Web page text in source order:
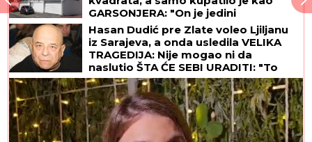
GARSONJERA: "On je jedini
naslednik"
Hasan Dudić pre Zlate voleo Ljiljanu
iz Sarajeva, a onda usledila VELIKA
TRAGEDIJA: Nije mogao ni da
naslutio ŠTA ĆE SEBI URADITI: "To
sam kasnije saznao"